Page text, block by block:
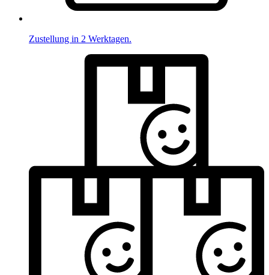
Zustellung in 2 Werktagen.